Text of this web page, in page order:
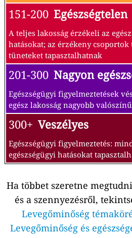
151-200 Egészségtelen
A teljes lakosság érzékeli az
hatásokat; az érzékeny
tüneteket tapasztalhatnak
201-300 Nagyon
Egészségügyi figyelmeztetések
egész lakosság nagyobb
300+ Veszélyes
Egészségügyi figyelmeztetés:
egészségügyi hatásokat
Ha többet szeretne
és a szennyezésről,
Levegőminőség
Levegőminőség és